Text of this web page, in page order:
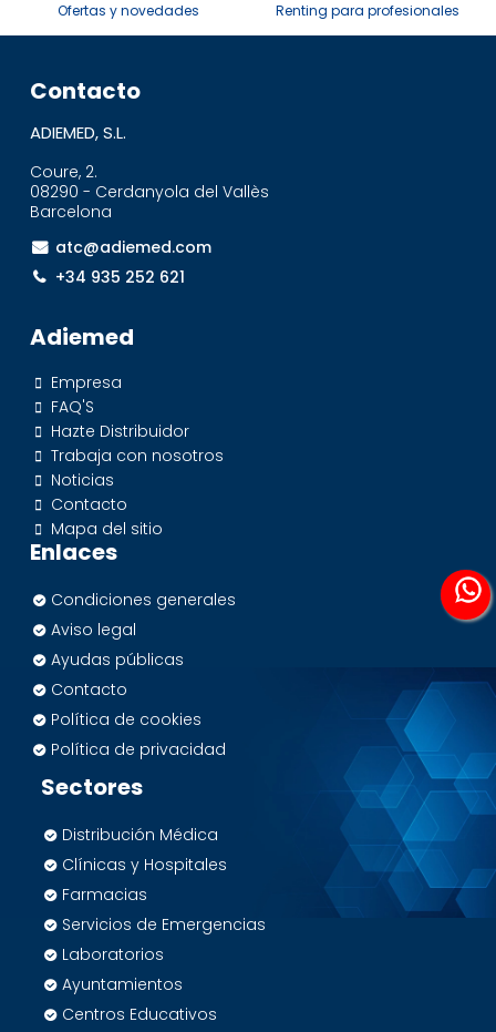
Ofertas y novedades Renting para profesionales
Contacto
ADIEMED, S.L.
Coure, 2.
08290 - Cerdanyola del Vallès
Barcelona
atc@adiemed.com
+34 935 252 621
Adiemed
Empresa
FAQ'S
Hazte Distribuidor
Trabaja con nosotros
Noticias
Contacto
Mapa del sitio
Enlaces
Condiciones generales
Aviso legal
Ayudas públicas
Contacto
Política de cookies
Política de privacidad
Sectores
Distribución Médica
Clínicas y Hospitales
Farmacias
Servicios de Emergencias
Laboratorios
Ayuntamientos
Centros Educativos